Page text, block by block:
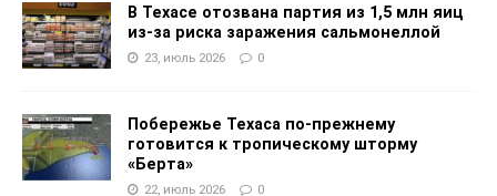
В Техасе отозвана партия из 1,5 млн яиц
из-за риска заражения сальмонеллой
23, июль 2026 0
Побережье Техаса по-прежнему
готовится к тропическому шторму
«Берта»
22, июль 2026 0